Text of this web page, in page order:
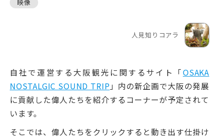
映像
人見知りコアラ
自社で運営する大阪観光に関するサイト「OSAKA
NOSTALGIC SOUND TRIP 」内の新企画で大阪の発展
に貢献した偉人たちを紹介するコーナーが予定されて
います。
そこでは、偉人たちをクリックすると動き出す仕掛け